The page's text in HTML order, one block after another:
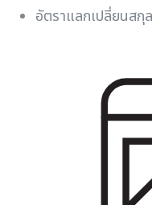
อัตราแลกเปลี่ยนสกุ